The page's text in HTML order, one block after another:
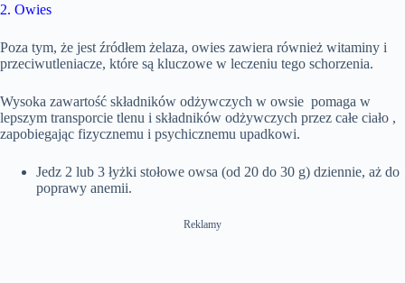
2. Owies
Poza tym, że jest źródłem żelaza, owies zawiera również witaminy i
przeciwutleniacze, które są kluczowe w leczeniu tego schorzenia.
Wysoka zawartość składników odżywczych w owsie pomaga w
lepszym transporcie tlenu i składników odżywczych przez całe ciało ,
zapobiegając fizycznemu i psychicznemu upadkowi.
Jedz 2 lub 3 łyżki stołowe owsa (od 20 do 30 g) dziennie, aż do
poprawy anemii.
Reklamy